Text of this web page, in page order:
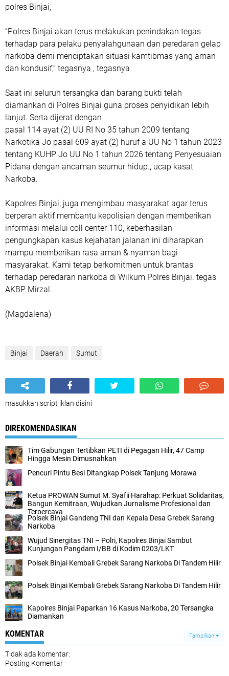
polres Binjai,
‎“Polres Binjai akan terus melakukan penindakan tegas
terhadap para pelaku penyalahgunaan dan peredaran gelap
narkoba demi menciptakan situasi kamtibmas yang aman
dan kondusif,” tegasnya., tegasnya
‎Saat ini seluruh tersangka dan barang bukti telah
diamankan di Polres Binjai guna proses penyidikan lebih
lanjut. Serta dijerat dengan
‎pasal 114 ayat (2) UU RI No 35 tahun 2009 tentang
Narkotika Jo pasal 609 ayat (2) huruf a UU No 1 tahun 2023
tentang KUHP Jo UU No 1 tahun 2026 tentang Penyesuaian
Pidana dengan ancaman seumur hidup., ucap kasat
Narkoba.
‎Kapolres Binjai, juga mengimbau masyarakat agar terus
berperan aktif membantu kepolisian dengan memberikan
informasi melalui coll center 110, keberhasilan
pengungkapan kasus kejahatan jalanan ini diharapkan
mampu memberikan rasa aman & nyaman bagi
masyarakat. Kami tetap berkomitmen untuk brantas
terhadap peredaran narkoba di Wilkum Polres Binjai. tegas
AKBP Mirzal.
‎(Magdalena)
Binjai Daerah Sumut
masukkan script iklan disini
DIREKOMENDASIKAN
Tim Gabungan Tertibkan PETI di Pegagan Hilir, 47 Camp
Hingga Mesin Dimusnahkan
Pencuri Pintu Besi Ditangkap Polsek Tanjung Morawa‎
Ketua PROWAN Sumut M. Syafii Harahap: Perkuat Solidaritas,
Bangun Kemitraan, Wujudkan Jurnalisme Profesional dan
Terpercaya
Polsek Binjai Gandeng TNI dan Kepala Desa Grebek Sarang
Narkoba
Wujud Sinergitas TNI – Polri, Kapolres Binjai Sambut
Kunjungan Pangdam I/BB di Kodim 0203/LKT‎
Polsek Binjai Kembali Grebek Sarang Narkoba Di Tandem Hilir
Polsek Binjai Kembali Grebek Sarang Narkoba Di Tandem Hilir
Kapolres Binjai Paparkan 16 Kasus Narkoba, 20 Tersangka
Diamankan‎‎
KOMENTAR Tampilkan
Tidak ada komentar:
Posting Komentar